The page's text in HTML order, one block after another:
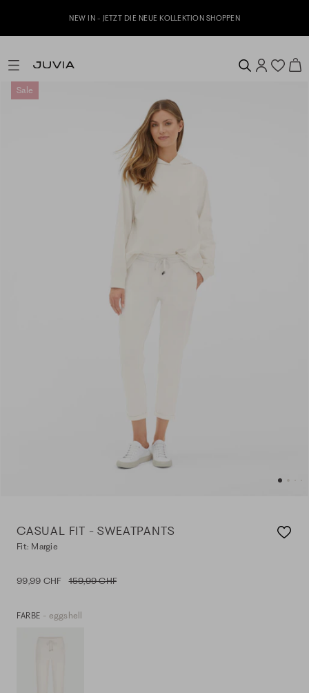
NEW IN - JETZT DIE NEUE KOLLEKTION SHOPPEN
Sale
CASUAL FIT - SWEATPANTS
Fit: Margie
99,99 CHF 159,99 CHF
FARBE - eggshell